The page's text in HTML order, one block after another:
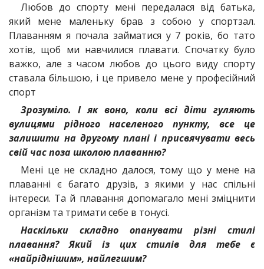
Любов до спорту мені передалася від батька,
який мене маленьку брав з собою у спортзал.
Плаванням я почала займатися у 7 років, бо тато
хотів, щоб ми навчилися плавати. Спочатку було
важко, але з часом любов до цього виду спорту
ставала більшою, і це привело мене у професійний
спорт
Зрозуміло. І як воно, коли всі діти гуляють
вулицями рідного населеного пункту, все це
залишити на другому плані і присвячувати весь
свій час поза школою плаванню?
Мені це не складно далося, тому що у мене на
плаванні є багато друзів, з якими у нас спільні
інтереси. Та й плавання допомагало мені зміцнити
організм та тримати себе в тонусі.
Наскільки складно опанувати різні стилі
плавання? Який із цих стилів для тебе є
«найріднішим», найлегшим?